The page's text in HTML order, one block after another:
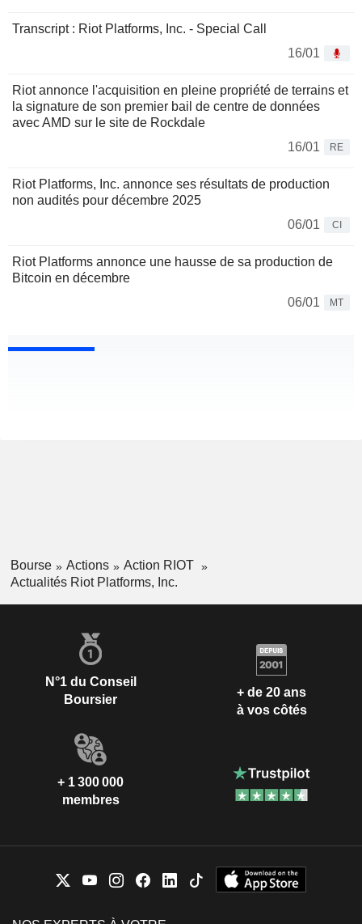
Transcript : Riot Platforms, Inc. - Special Call
16/01
Riot annonce l'acquisition en pleine propriété de terrains et
la signature de son premier bail de centre de données
avec AMD sur le site de Rockdale
16/01
RE
Riot Platforms, Inc. annonce ses résultats de production
non audités pour décembre 2025
06/01
CI
Riot Platforms annonce une hausse de sa production de
Bitcoin en décembre
06/01
MT
Bourse Actions
Action RIOT
Actualités Riot Platforms, Inc.
N°1 du Conseil
Boursier
+ de 20 ans
à vos côtés
+ 1 300 000
membres